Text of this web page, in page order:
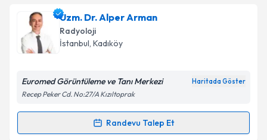
kapsamda işlenmesini kabul ediyorum.
Takvim Talebini Gönder
Uzm. Dr. Ahmet Oğuziçin randevu takvimi talebi
oluşturun. Size bu uzmandan randevu almanız için bir
takvim hazırlandığında e-posta ile bilgilendireceğiz.
Kişisel verilerimin işlenmesine ilişkin
Metni'ni okudum ve kişisel verilerimin belirtilen
Uzm. Dr. Alper Arman
Radyoloji
İstanbul, Kadıköy
Euromed Görüntüleme ve Tanı Merkezi Haritada Göster
Recep Peker Cd. No:27/A Kızıltoprak
Randevu Talep Et
Randevu Takvimi Talebi